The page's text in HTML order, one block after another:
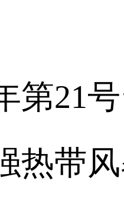
21号
热带